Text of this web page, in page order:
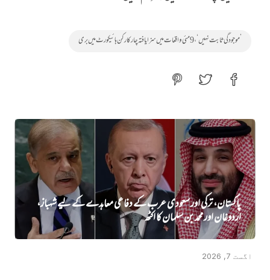
’موجودگی ثابت نہیں‘، 9مئی واقعات میں سزایافتہ چار کارکن ہائیکورٹ میں بری
پاکستان، ترکی اور سعودی عرب کے دفاعی معاہدے کے لیے شہباز،
اردوغان اور محمد بن سلمان کا اکٹھ
اگست 7, 2026